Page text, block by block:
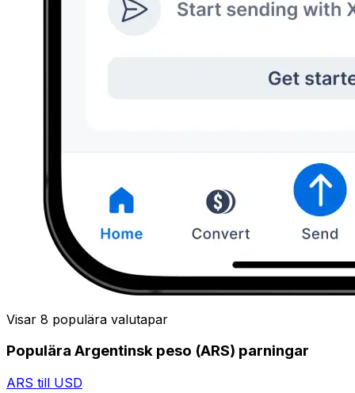
Visar 8 populära valutapar
Populära Argentinsk peso (ARS) parningar
ARS till USD